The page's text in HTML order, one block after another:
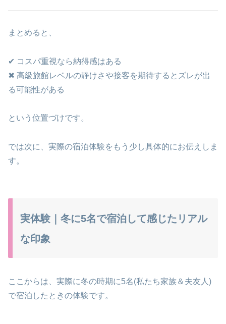
まとめると、
✔ コスパ重視なら納得感はある
✖ 高級旅館レベルの静けさや接客を期待するとズレが出
る可能性がある
という位置づけです。
では次に、実際の宿泊体験をもう少し具体的にお伝えしま
す。
実体験｜冬に5名で宿泊して感じたリアル
な印象
ここからは、実際に冬の時期に5名(私たち家族＆夫友人)
で宿泊したときの体験です。